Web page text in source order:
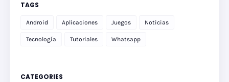
TAGS
Android Aplicaciones Juegos Noticias
Tecnología Tutoriales Whatsapp
CATEGORIES